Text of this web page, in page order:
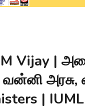
Vijay |
வன்னி
|